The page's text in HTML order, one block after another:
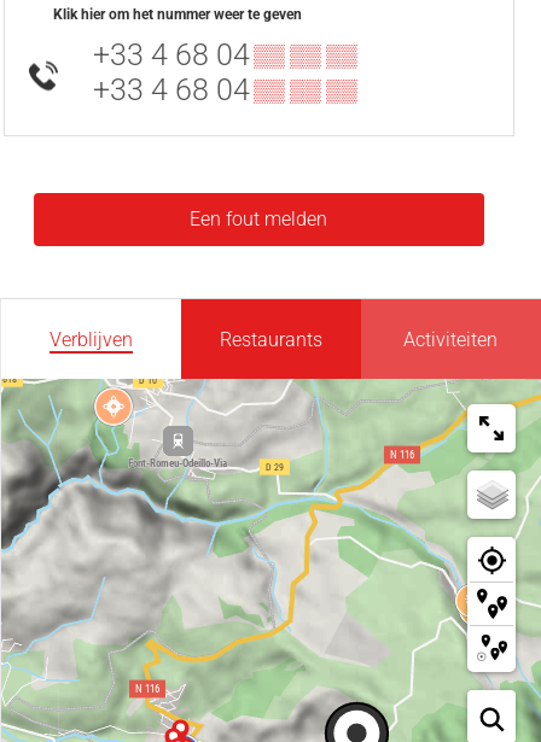
Klik hier om het nummer weer te geven
+33 4 68 04▒▒ ▒▒ ▒▒
+33 4 68 04▒▒ ▒▒ ▒▒
Een fout melden
Verblijven Restaurants Activiteiten